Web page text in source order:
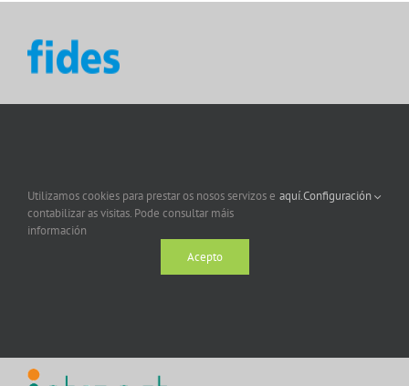
Utilizamos cookies para prestar os nosos servizos e
contabilizar as visitas. Pode consultar máis
información
aquí.Configuración
Acepto